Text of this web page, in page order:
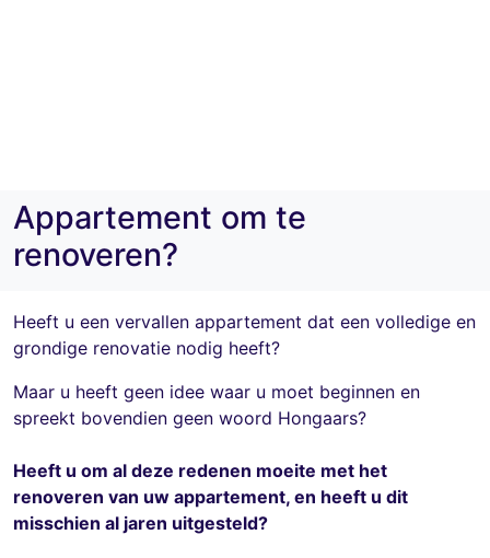
Appartement om te
renoveren?
Heeft u een vervallen appartement dat een volledige en
grondige renovatie nodig heeft?
Maar u heeft geen idee waar u moet beginnen en
spreekt bovendien geen woord Hongaars?
Heeft u om al deze redenen moeite met het
renoveren van uw appartement, en heeft u dit
misschien al jaren uitgesteld?